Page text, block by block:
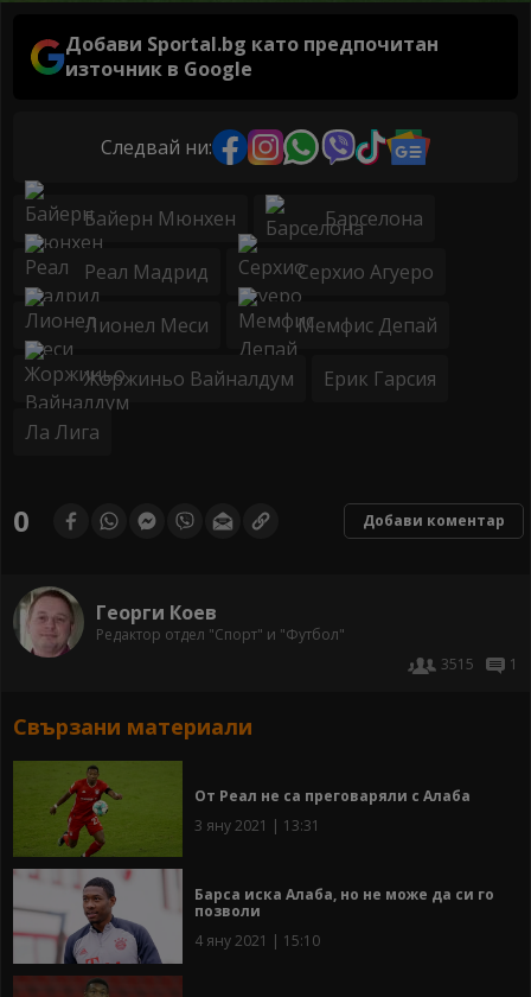
Добави Sportal.bg като предпочитан
източник в Google
Следвай ни:
Байерн Мюнхен Барселона
Реал Мадрид Серхио Агуеро
Лионел Меси Мемфис Депай
Жоржиньо Вайналдум Ерик Гарсия
Ла Лига
0 Добави коментар
Георги Коев
Редактор отдел "Спорт" и "Футбол"
3515
1
Свързани материали
От Реал не са преговаряли с Алаба
3 яну 2021 | 13:31
Барса иска Алаба, но не може да си го
позволи
4 яну 2021 | 15:10